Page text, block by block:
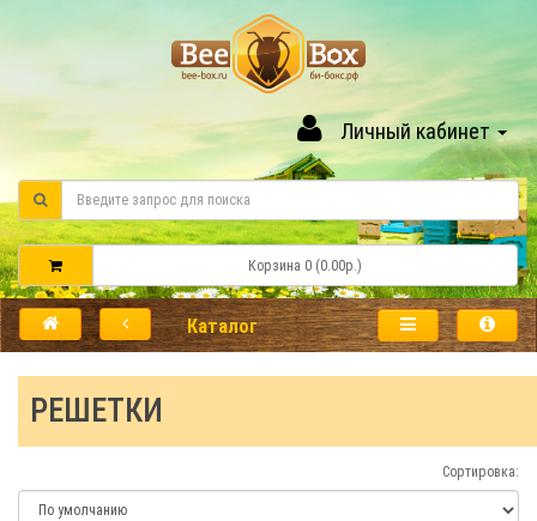
Личный кабинет
Корзина 0 (0.00р.)
Каталог
РЕШЕТКИ
Сортировка: